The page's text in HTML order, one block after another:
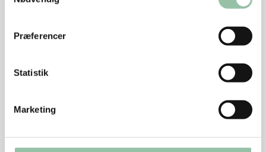
Præferencer
Statistik
Marketing
kammen som går fra mørbradenden og op til 5.
Hvis du vil have boblende svær, skal temperaturen
65 grader i centrum. Hvis kødet får mere end 65